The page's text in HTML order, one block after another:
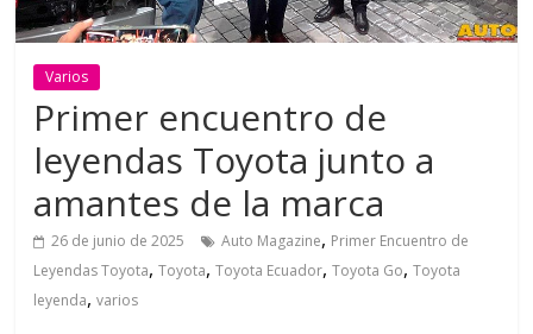
Varios
Primer encuentro de
leyendas Toyota junto a
amantes de la marca
26 de junio de 2025 Auto Magazine, Primer Encuentro de
Leyendas Toyota,Toyota,Toyota Ecuador,Toyota Go,Toyota
leyenda,varios